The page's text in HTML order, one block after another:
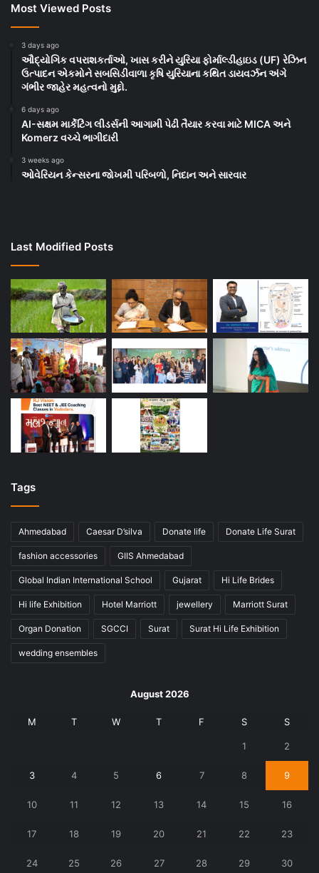
Most Viewed Posts
3 days ago
ઔદ્યોગિક વપરાશકર્તાઓ, ખાસ કરીને યુરિયા ફોર્માલ્ડીહાઇડ (UF) રેઝિન
ઉત્પાદન એકમોને સબસિડીવાળા કૃષિ યુરિયાના કથિત ડાયવર્ઝન અંગે
ગંભીર જાહેર મહત્વનો મુદ્દો.
6 days ago
AI-સક્ષમ માર્કેટિંગ લીડર્સની આગામી પેઢી તૈયાર કરવા માટે MICA અને
Komerz વચ્ચે ભાગીદારી
3 weeks ago
ઓવેરિયન કેન્સરના જોખમી પરિબળો, નિદાન અને સારવાર
Last Modified Posts
Tags
Ahmedabad Caesar D’silva Donate life Donate Life Surat
fashion accessories GIIS Ahmedabad
Global Indian International School Gujarat Hi Life Brides
Hi life Exhibition Hotel Marriott jewellery Marriott Surat
Organ Donation SGCCI Surat Surat Hi Life Exhibition
wedding ensembles
August 2026
M T W T F S S
1 2
3 4 5 6 7 8 9
10 11 12 13 14 15 16
17 18 19 20 21 22 23
24 25 26 27 28 29 30